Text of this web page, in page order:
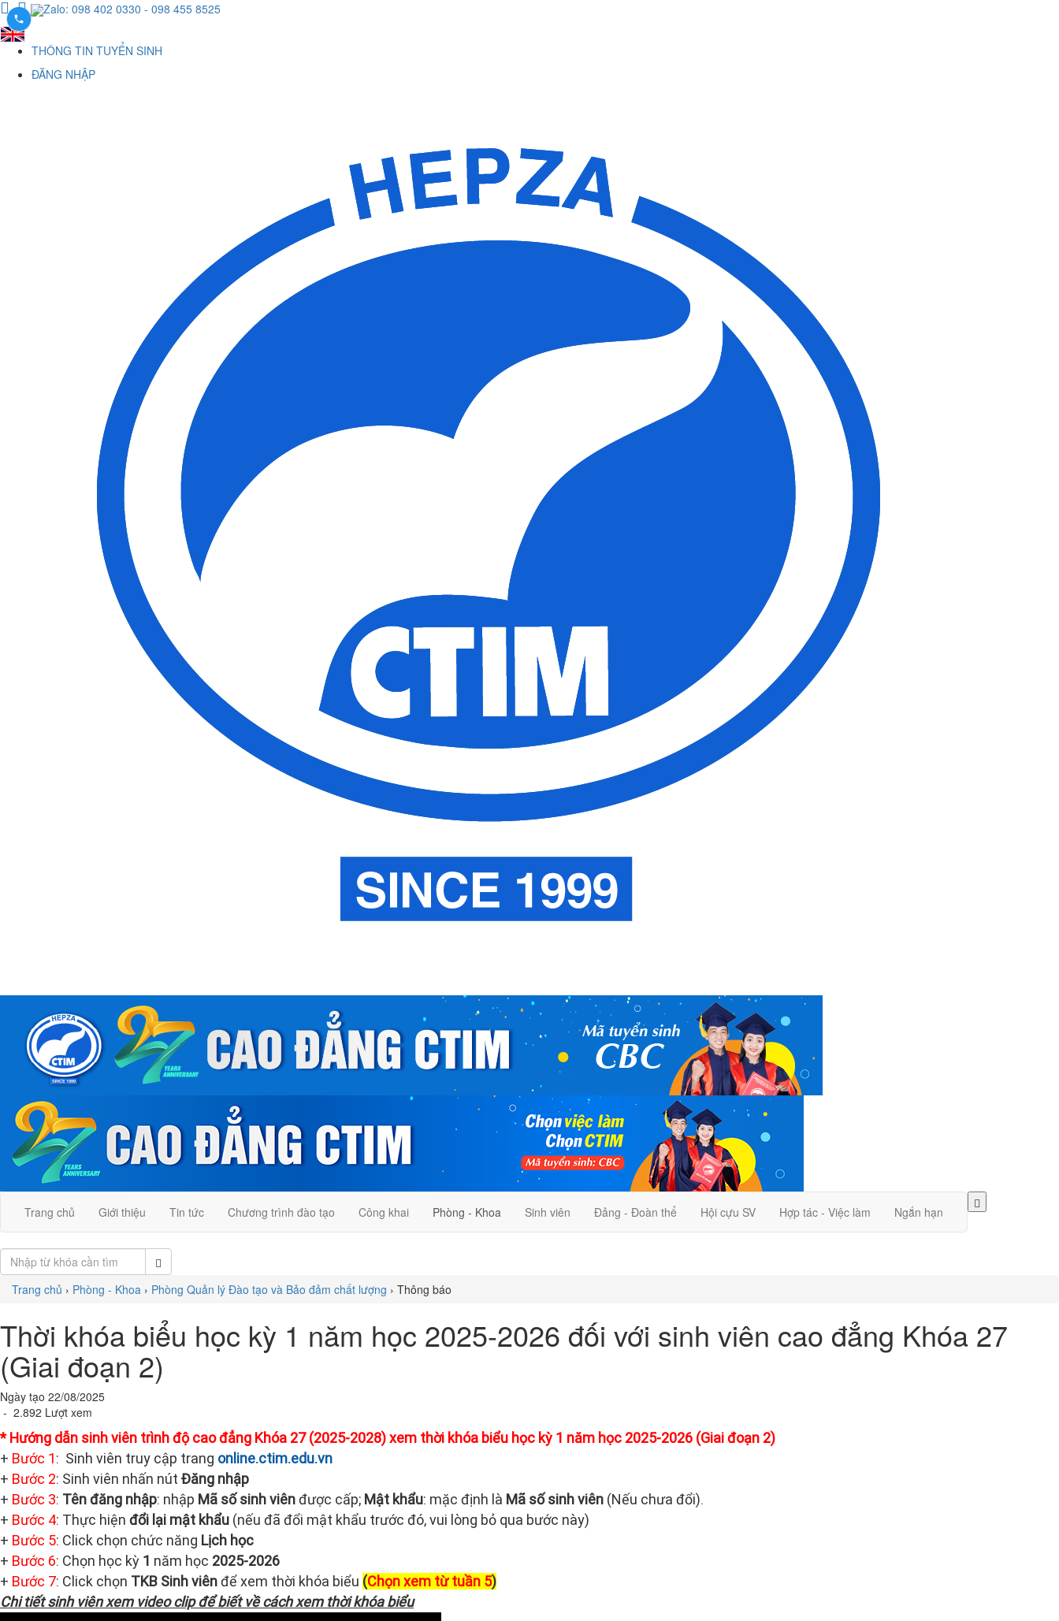
Zalo: 098 402 0330 - 098 455 8525
THÔNG TIN TUYỂN SINH
ĐĂNG NHẬP
Trang chủ Giới thiệu Tin tức Chương trình đào tạo Công khai Phòng - Khoa Sinh viên Đảng - Đoàn thể Hội cựu SV Hợp tác - Việc làm Ngắn hạn
Trang chủ › Phòng - Khoa › Phòng Quản lý Đào tạo và Bảo đảm chất lượng › Thông báo
Thời khóa biểu học kỳ 1 năm học 2025-2026 đối với sinh viên cao đẳng Khóa 27
(Giai đoạn 2)
Ngày tạo 22/08/2025
- 2.892 Lượt xem
* Hướng dẫn sinh viên trình độ cao đẳng Khóa 27 (2025-2028) xem thời khóa biểu học kỳ 1 năm học 2025-2026 (Giai đoạn 2)
+ Bước 1: Sinh viên truy cập trang online.ctim.edu.vn
+ Bước 2: Sinh viên nhấn nút Đăng nhập
+ Bước 3: Tên đăng nhập: nhập Mã số sinh viênđược cấp; Mật khẩu: mặc định là Mã số sinh viên (Nếu chưa đổi).
+ Bước 4: Thực hiện đổi lại mật khẩu (nếu đã đổi mật khẩu trước đó, vui lòng bỏ qua bước này)
+ Bước 5: Click chọn chức năng Lịch học
+ Bước 6: Chọn học kỳ 1 năm học 2025-2026
+ Bước 7: Click chọn TKB Sinh viênđể xem thời khóa biểu (Chọn xem từ tuần 5)
Chi tiết sinh viên xem video clip để biết về cách xem thời khóa biểu